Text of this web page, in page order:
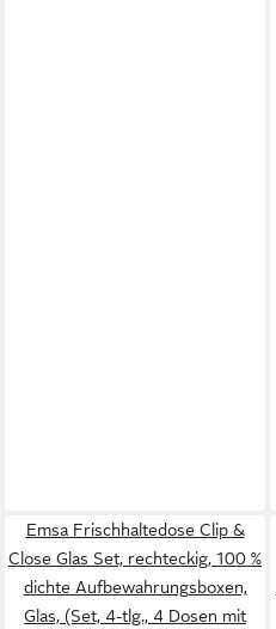
Emsa Frischhaltedose Clip &
Close Glas Set, rechteckig, 100 %
dichte Aufbewahrungsboxen,
Glas, (Set, 4-tlg., 4 Dosen mit